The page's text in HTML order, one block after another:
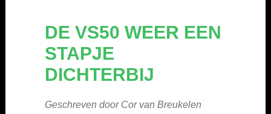
DE VS50 WEER EEN
STAPJE
DICHTERBIJ
Geschreven door Cor van Breukelen